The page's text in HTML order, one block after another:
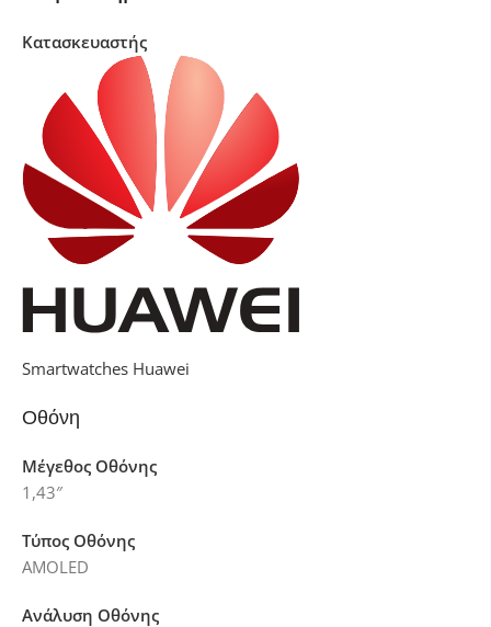
Κατασκευαστής
Smartwatches Huawei
Οθόνη
Μέγεθος Οθόνης
1,43″
Τύπος Οθόνης
AMOLED
Ανάλυση Οθόνης